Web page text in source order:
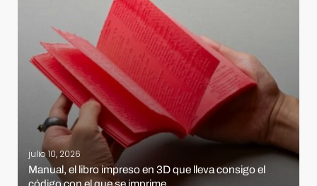
julio 10, 2026
Manual, el libro impreso en 3D que lleva consigo el